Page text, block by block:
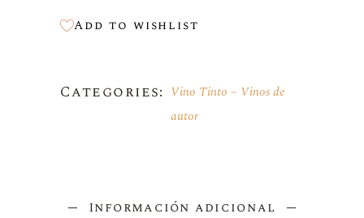
Add to wishlist
Categories: Vino Tinto
Vinos de
autor
Información adicional